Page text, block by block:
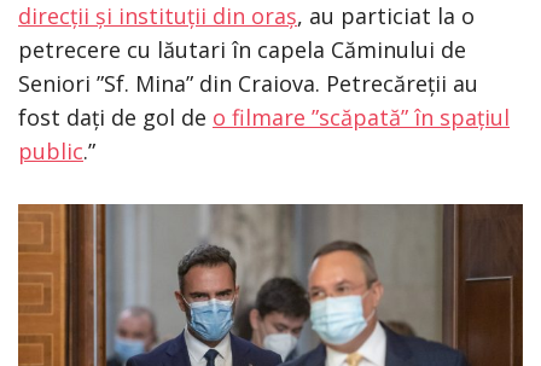
direcții și instituții din oraș, au particiat la o
petrecere cu lăutari în capela Căminului de
Seniori ”Sf. Mina” din Craiova. Petrecăreții au
fost dați de gol de o filmare ”scăpată” în spațiul
public.”